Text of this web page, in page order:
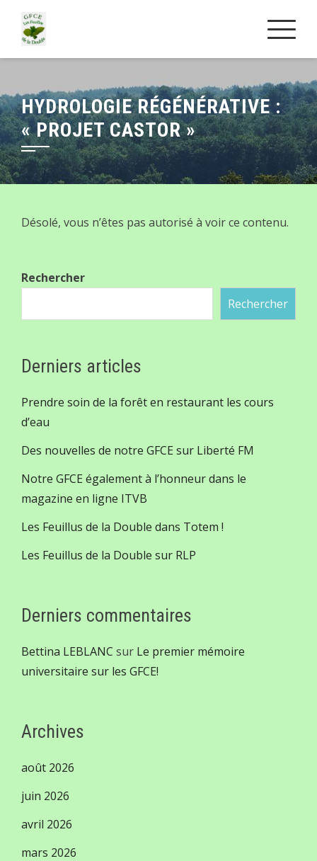
content
HYDROLOGIE RÉGÉNÉRATIVE :
« PROJET CASTOR »
Désolé, vous n’êtes pas autorisé à voir ce contenu.
Rechercher
Rechercher
Derniers articles
Prendre soin de la forêt en restaurant les cours
d’eau
Des nouvelles de notre GFCE sur Liberté FM
Notre GFCE également à l’honneur dans le
magazine en ligne ITVB
Les Feuillus de la Double dans Totem !
Les Feuillus de la Double sur RLP
Derniers commentaires
Bettina LEBLANC sur Le premier mémoire
universitaire sur les GFCE!
Archives
août 2026
juin 2026
avril 2026
mars 2026